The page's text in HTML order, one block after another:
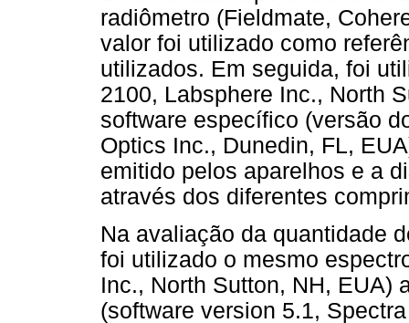
radiômetro (Fieldmate,
valor foi utilizado como
utilizados. Em seguida, foi
2100, Labsphere Inc., North
software específico (versão
Optics Inc., Dunedin, FL,
emitido pelos aparelhos e a
através dos diferentes
Na avaliação da quantidade
foi utilizado o mesmo
Inc., North Sutton, NH, EUA)
(software version 5.1,